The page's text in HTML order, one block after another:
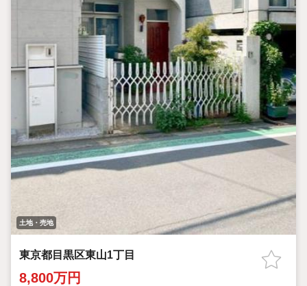
土地・売地
東京都目黒区東山1丁目
8,800万円